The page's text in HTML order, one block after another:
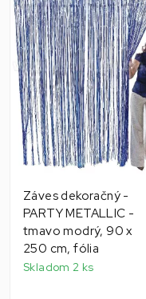
Záves dekoračný -
PARTY METALLIC -
tmavo modrý, 90 x
250 cm, fólia
Skladom 2 ks